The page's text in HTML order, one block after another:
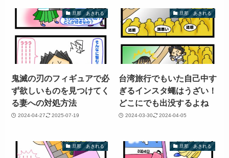
旦那 あきれる
鬼滅の刃のフィギュアで必
ず欲しいものを見つけてく
る妻への対処方法
2024-04-27 2025-07-19
旦那 あきれる
台湾旅行でもいた自己中す
ぎるインスタ蠅はうざい！
どこにでも出没するよね
2024-03-30 2024-04-05
旦那 あきれる 旦那 あきれる